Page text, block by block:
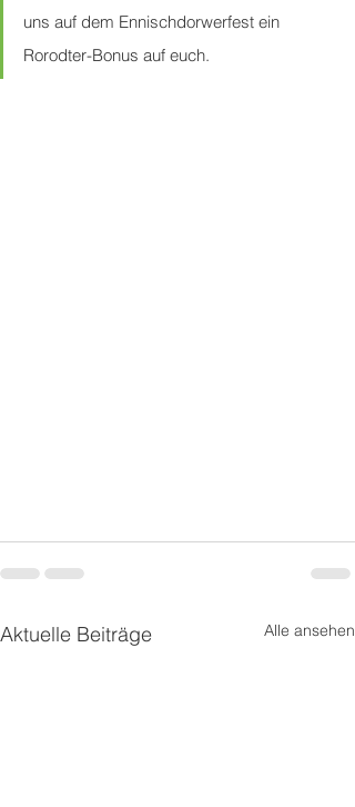
uns auf dem Ennischdorwerfest ein
Rorodter-Bonus auf euch.
Aktuelle Beiträge Alle ansehen